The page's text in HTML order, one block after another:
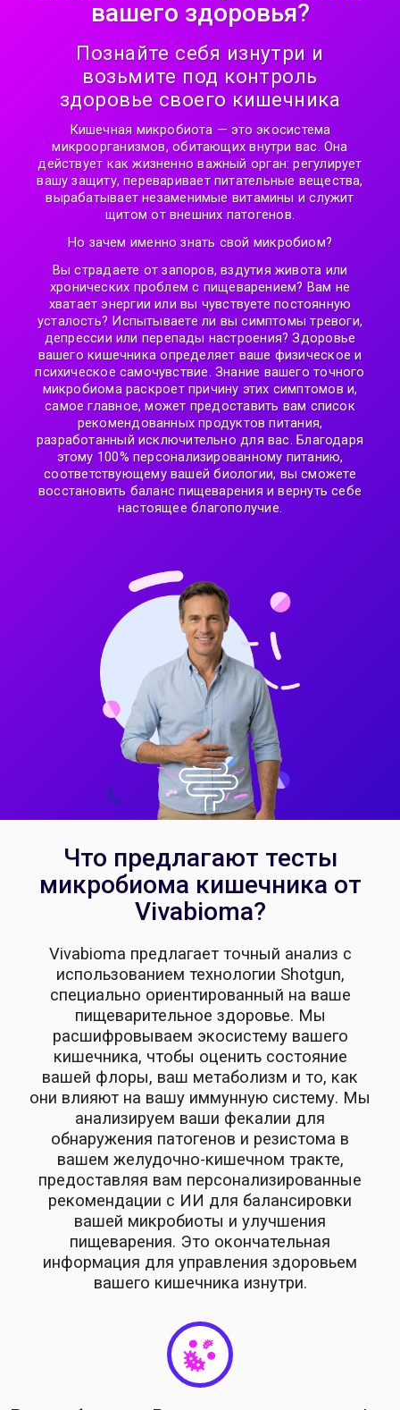
вашего здоровья?
Познайте себя изнутри и
возьмите под контроль
здоровье своего кишечника
Кишечная микробиота — это экосистема
микроорганизмов, обитающих внутри вас. Она
действует как жизненно важный орган: регулирует
вашу защиту, переваривает питательные вещества,
вырабатывает незаменимые витамины и служит
щитом от внешних патогенов.
Но зачем именно знать свой микробиом?
Вы страдаете от запоров, вздутия живота или
хронических проблем с пищеварением? Вам не
хватает энергии или вы чувствуете постоянную
усталость? Испытываете ли вы симптомы тревоги,
депрессии или перепады настроения? Здоровье
вашего кишечника определяет ваше физическое и
психическое самочувствие. Знание вашего точного
микробиома раскроет причину этих симптомов и,
самое главное, может предоставить вам список
рекомендованных продуктов питания,
разработанный исключительно для вас. Благодаря
этому 100% персонализированному питанию,
соответствующему вашей биологии, вы сможете
восстановить баланс пищеварения и вернуть себе
настоящее благополучие.
Что предлагают тесты
микробиома кишечника от
Vivabioma?
Vivabioma предлагает точный анализ с
использованием технологии Shotgun,
специально ориентированный на ваше
пищеварительное здоровье. Мы
расшифровываем экосистему вашего
кишечника, чтобы оценить состояние
вашей флоры, ваш метаболизм и то, как
они влияют на вашу иммунную систему. Мы
анализируем ваши фекалии для
обнаружения патогенов и резистома в
вашем желудочно-кишечном тракте,
предоставляя вам персонализированные
рекомендации с ИИ для балансировки
вашей микробиоты и улучшения
пищеварения. Это окончательная
информация для управления здоровьем
вашего кишечника изнутри.